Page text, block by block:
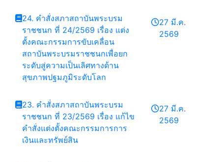
24. คำสั่งสภาสถาบันพระบรม
ราชชนก ที่ 24/2569 เรื่อง แต่ง
ตั้งคณะกรรมการขับเคลื่อน
สถาบันพระบรมราชชนกเพื่อยก
ระดับสู่ความเป็นเลิศทางด้าน
สุขภาพปฐมภูมิระดับโลก
27 มี.ค.
2569
23. คำสั่งสภาสถาบันพระบรม
ราชชนก ที่ 23/2569 เรื่อง แก้ไข
คำสั่งแต่งตั้งคณะกรรมการการ
เงินและทรัพย์สิน
27 มี.ค.
2569